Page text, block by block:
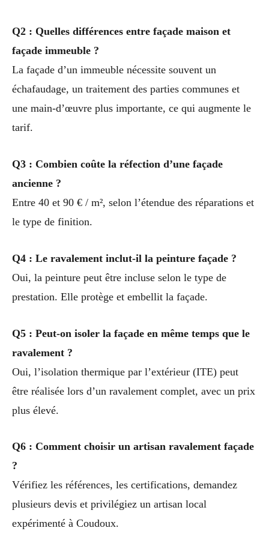
Q2 : Quelles différences entre façade maison et
façade immeuble ?
La façade d’un immeuble nécessite souvent un
échafaudage, un traitement des parties communes et
une main-d’œuvre plus importante, ce qui augmente le
tarif.
Q3 : Combien coûte la réfection d’une façade
ancienne ?
Entre 40 et 90 € / m², selon l’étendue des réparations et
le type de finition.
Q4 : Le ravalement inclut-il la peinture façade ?
Oui, la peinture peut être incluse selon le type de
prestation. Elle protège et embellit la façade.
Q5 : Peut-on isoler la façade en même temps que le
ravalement ?
Oui, l’isolation thermique par l’extérieur (ITE) peut
être réalisée lors d’un ravalement complet, avec un prix
plus élevé.
Q6 : Comment choisir un artisan ravalement façade
?
Vérifiez les références, les certifications, demandez
plusieurs devis et privilégiez un artisan local
expérimenté à Coudoux.